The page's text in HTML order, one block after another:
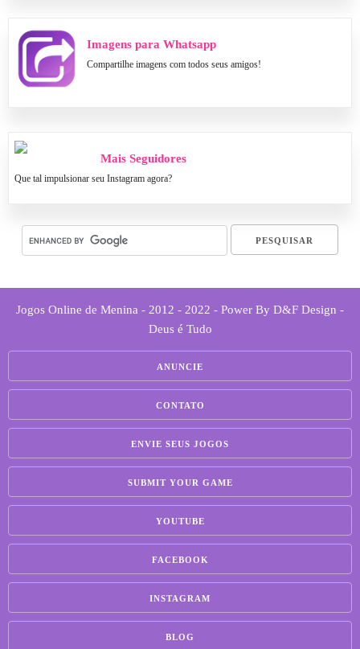
Imagens para Whatsapp
Compartilhe imagens com todos seus amigos!
Mais Seguidores
Que tal impulsionar seu Instagram agora?
Jogos Online de Menina - 2012 - 2022 - Power By D&F Design -
Deus é Tudo
ANUNCIE
CONTATO
ENVIE SEUS JOGOS
SUBMIT YOUR GAME
YOUTUBE
FACEBOOK
INSTAGRAM
BLOG